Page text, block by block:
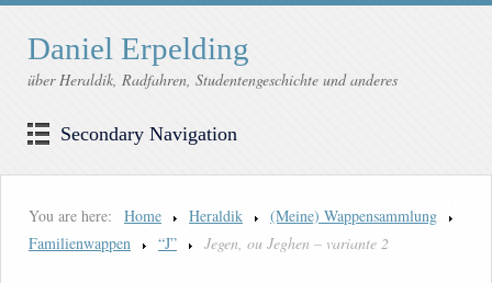
Daniel Erpelding
über Heraldik, Radfahren, Studentengeschichte und anderes
Secondary Navigation
You are here: Home Heraldik
(Meine) Wappensammlung
Familienwappen
“J” Jegen, ou Jeghen – variante 2